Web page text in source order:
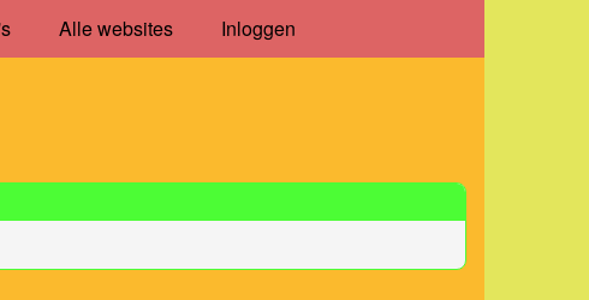
Alle websites Inloggen